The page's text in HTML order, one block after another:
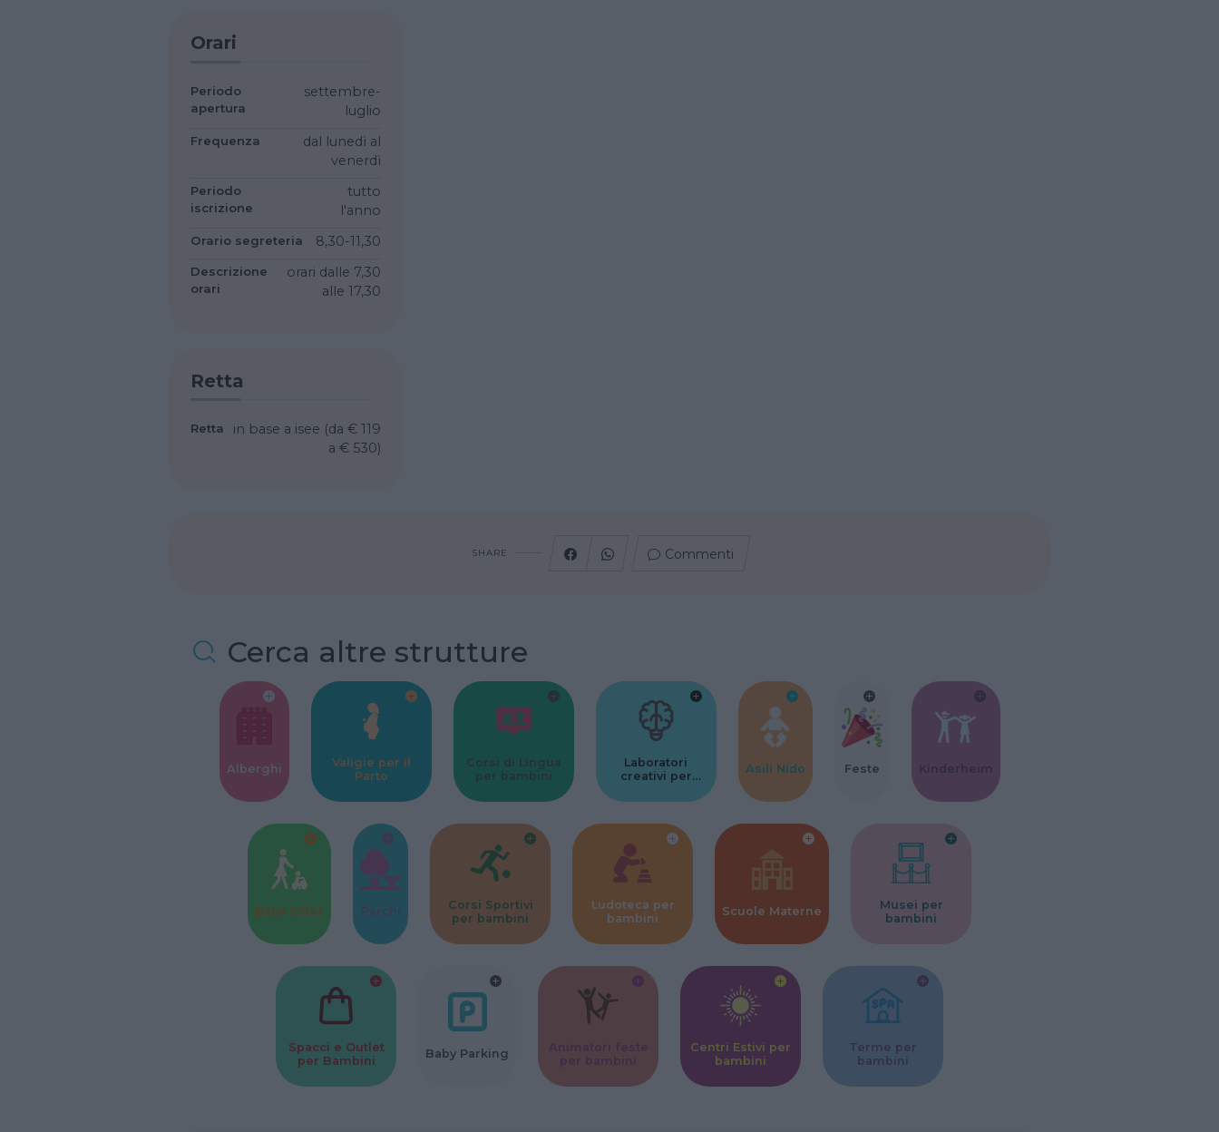
Orari
Periodo
apertura
settembre-
luglio
Frequenza
dal lunedì al
venerdì
Periodo
iscrizione
tutto
l'anno
Orario segreteria 8,30-11,30
Descrizione
orari
orari dalle 7,30
alle 17,30
Retta
Retta
in base a isee (da € 119
a € 530)
SHARE Commenti
Cerca altre strutture
Alberghi
Valigie per il
Parto
Corsi di Lingua
per bambini
Laboratori
creativi per
Asili Nido Feste Kinderheim
Baby Sitter Parchi
Corsi Sportivi
per bambini
Ludoteca per
bambini
Scuole Materne
Musei per
bambini
Spacci e Outlet
per Bambini
Baby Parking
Centri Estivi per
bambini
Terme per
bambini